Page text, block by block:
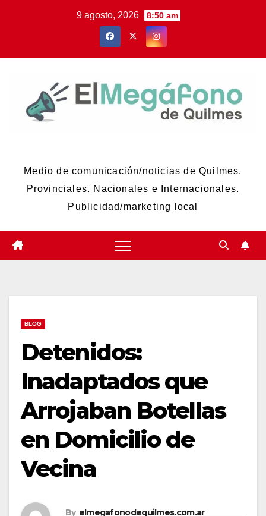
9 agosto, 2026 8:50 am
Medio de comunicación/noticias de Quilmes,
Provinciales. Nacionales e Internacionales.
Publicidad/marketing local
BLOG
Detenidos:
Inadaptados que
Arrojaban Botellas
en Domicilio de
Vecina
By elmegafonodequilmes.com.ar